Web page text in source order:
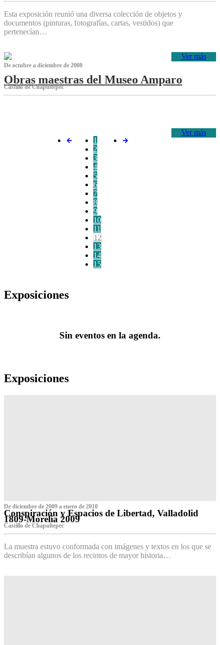
Esta exposición reunió una diversa colección de objetos y
documentos (pinturas, fotografías, cartas, vestidos) que
pertenecían…
Ver más
De octubre a diciembre de 2008
Obras maestras del Museo Amparo
Castillo de Chapultepec
Ver más
1
2
3
4
5
6
7
8
9
10
11
12
13
14
15
Exposiciones
Sin eventos en la agenda.
Exposiciones
De diciembre de 2009 a enero de 2010
Conspiración y Espacios de Libertad, Valladolid
1809-Morelia 2009
Castillo de Chapultepec
La muestra estuvo conformada con imágenes y textos en los que se
describían algunos de los recintos de mayor historia…